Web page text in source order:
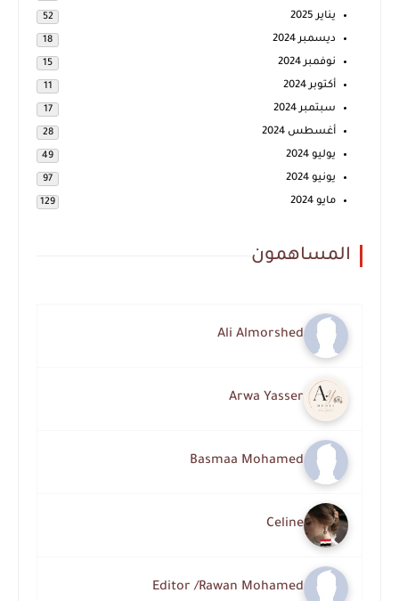
يناير 2025 52
ديسمبر 2024 18
نوفمبر 2024 15
أكتوبر 2024 11
سبتمبر 2024 17
أغسطس 2024 28
يوليو 2024 49
يونيو 2024 97
مايو 2024 129
المساهمون
Ali Almorshed
Arwa Yasser
Basmaa Mohamed
Celine
Editor /Rawan Mohamed